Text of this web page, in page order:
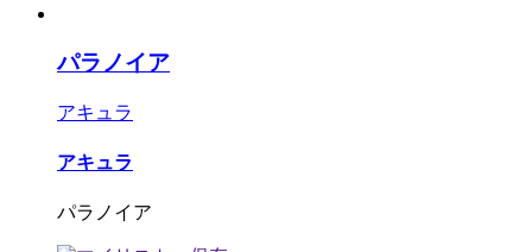
パラノイア
アキュラ
アキュラ
パラノイア